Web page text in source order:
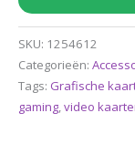
SKU: 1254612
Categorieën:
Tags: Grafische
gaming,video